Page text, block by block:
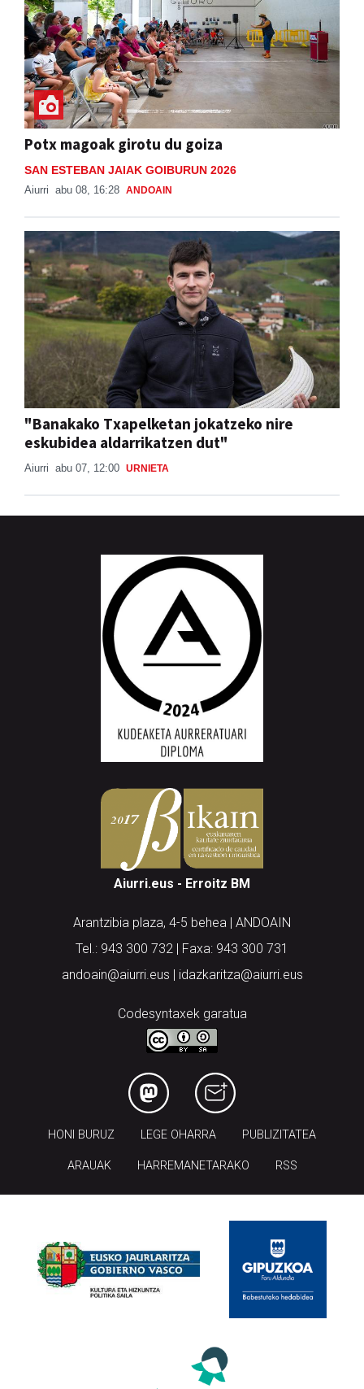
Potx magoak girotu du goiza
SAN ESTEBAN JAIAK GOIBURUN 2026
Aiurri abu 08, 16:28 ANDOAIN
"Banakako Txapelketan jokatzeko nire
eskubidea aldarrikatzen dut"
Aiurri abu 07, 12:00 URNIETA
Aiurri.eus - Erroitz BM
Arantzibia plaza, 4-5 behea | ANDOAIN
Tel.: 943 300 732 | Faxa: 943 300 731
andoain@aiurri.eus | idazkaritza@aiurri.eus
Codesyntaxek garatua
HONI BURUZ LEGE OHARRA PUBLIZITATEA
ARAUAK HARREMANETARAKO RSS